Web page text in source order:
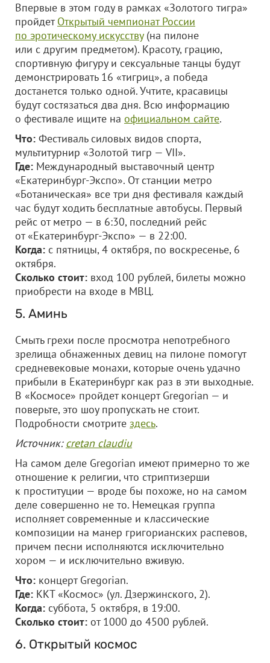
Впервые в этом году в рамках «Золотого тигра»
пройдетОткрытый чемпионат России
по эротическому искусству(на пилоне
или с другим предметом). Красоту, грацию,
спортивную фигуру и сексуальные танцы будут
демонстрировать 16 «тигриц», а победа
достанется только одной. Учтите, красавицы
будут состязаться два дня. Всю информацию
о фестивале ищите на официальном сайте.
Что: Фестиваль силовых видов спорта,
мультитурнир «Золотой тигр — VII».
Где: Международный выставочный центр
«Екатеринбург-Экспо». От станции метро
«Ботаническая» все три дня фестиваля каждый
час будут ходить бесплатные автобусы. Первый
рейс от метро — в 6:30, последний рейс
от «Екатеринбург-Экспо» — в 22:00.
Когда: с пятницы, 4 октября, по воскресенье, 6
октября.
Сколько стоит: вход 100 рублей, билеты можно
приобрести на входе в МВЦ.
5. Аминь
Смыть грехи после просмотра непотребного
зрелища обнаженных девиц на пилоне помогут
средневековые монахи, которые очень удачно
прибыли в Екатеринбург как раз в эти выходные.
В «Космосе» пройдет концерт Gregorian — и
поверьте, это шоу пропускать не стоит.
Подробности смотрите здесь.
Источник:cretan claudiu
На самом деле Gregorian имеют примерно то же
отношение к религии, что стриптизерши
к проституции — вроде бы похоже, но на самом
деле совершенно не то. Немецкая группа
исполняет современные и классические
композиции на манер григорианских распевов,
причем песни исполняются исключительно
хором — и исключительно вживую.
Что: концерт Gregorian.
Где: ККТ «Космос» (ул. Дзержинского, 2).
Когда: суббота, 5 октября, в 19:00.
Сколько стоит: от 1000 до 4500 рублей.
6. Открытый космос